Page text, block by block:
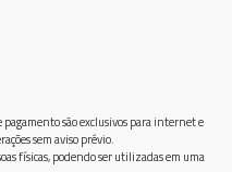
pagamento são exclusivos para internet e
sem aviso prévio.
físicas, podendo ser utilizadas em uma